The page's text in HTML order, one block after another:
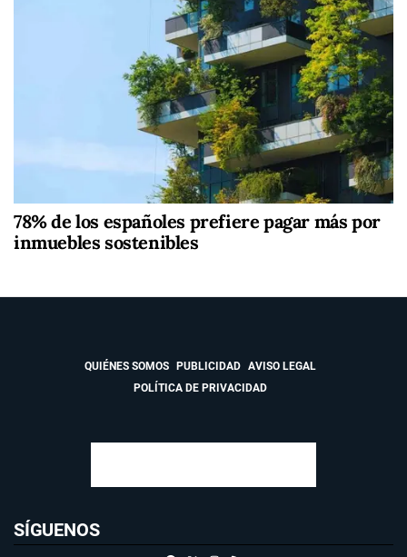
78% de los españoles prefiere pagar más por
inmuebles sostenibles
QUIÉNES SOMOS PUBLICIDAD
AVISO LEGAL
POLÍTICA DE PRIVACIDAD
SÍGUENOS